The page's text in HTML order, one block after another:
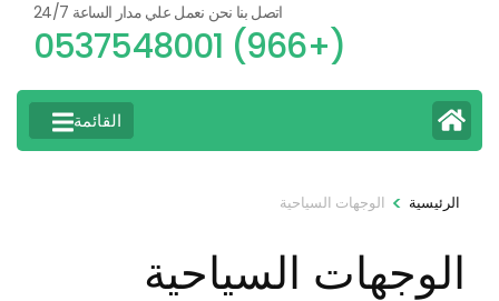
اتصل بنا نحن نعمل علي مدار الساعة 24/7
(+966) 0537548001
القائمة
الرئيسية > الوجهات السياحية
الوجهات السياحية